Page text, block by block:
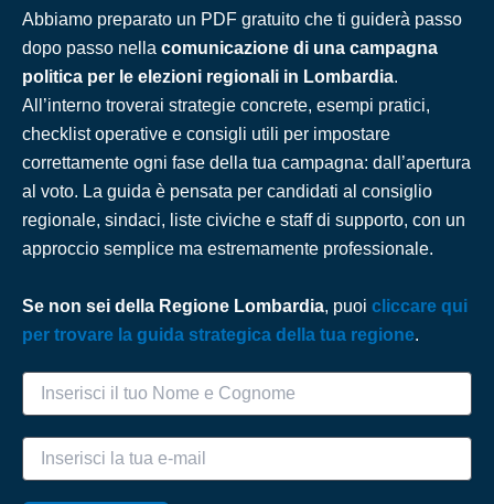
Abbiamo preparato un PDF gratuito che ti guiderà passo
dopo passo nella comunicazione di una campagna
politica per le elezioni regionali in Lombardia.
All’interno troverai strategie concrete, esempi pratici,
checklist operative e consigli utili per impostare
correttamente ogni fase della tua campagna: dall’apertura
al voto. La guida è pensata per candidati al consiglio
regionale, sindaci, liste civiche e staff di supporto, con un
approccio semplice ma estremamente professionale.
Se non sei della Regione Lombardia, puoi cliccare qui
per trovare la guida strategica della tua regione.